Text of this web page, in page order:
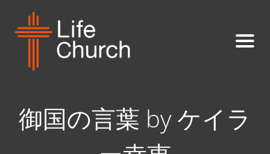
御国の言葉 by ケイラ